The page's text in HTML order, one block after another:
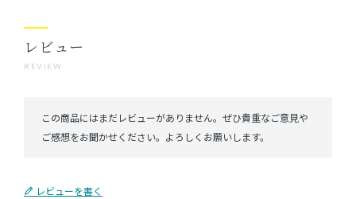
REVIEW
レビュー
レビューを書く